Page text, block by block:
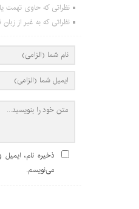
نظراتی که حاوی تهمت
نظراتی که به غیر از
ذخیره نام،
می‌نویسم.